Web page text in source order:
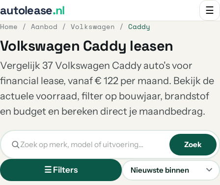
autolease.nl ☰
Home / Aanbod / Volkswagen / Caddy
Volkswagen Caddy leasen
Vergelijk 37 Volkswagen Caddy auto's voor
financial lease, vanaf € 122 per maand. Bekijk de
actuele voorraad, filter op bouwjaar, brandstof
en budget en bereken direct je maandbedrag.
☰ Filters
Sorteren
Zoek